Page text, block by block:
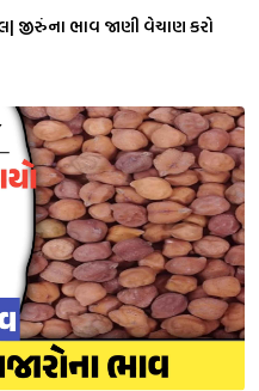
જીરુંના ભાવ જાણી વેચાણ કરો